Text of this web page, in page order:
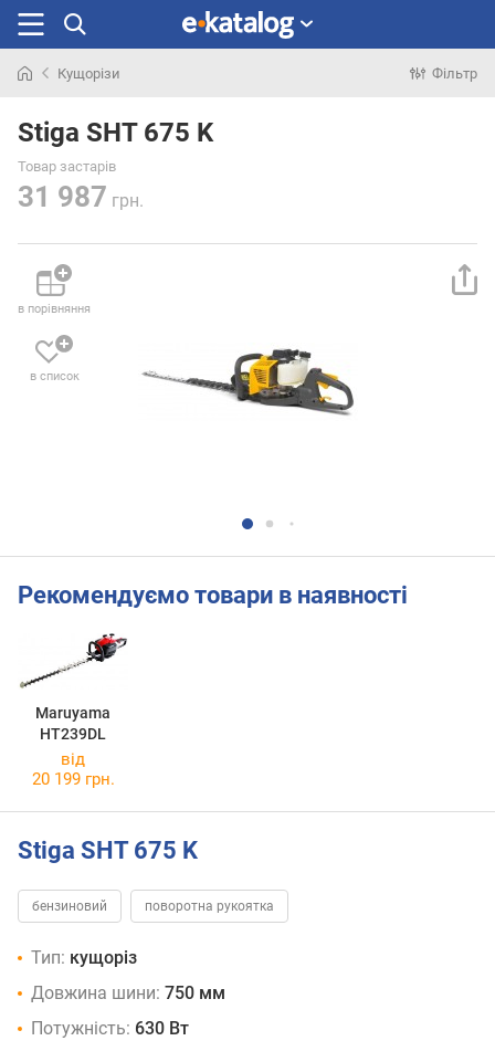
раніше
Кущорізи Фільтр
Stiga SHT 675 K
Товар застарів
31 987 грн.
в порівняння
в список
Рекомендуємо товари в наявності
Maruyama
HT239DL
від
20 199 грн.
Stiga SHT 675 K
бензиновий поворотна рукоятка
Тип: кущоріз
Довжина шини: 750 мм
Потужність: 630 Вт